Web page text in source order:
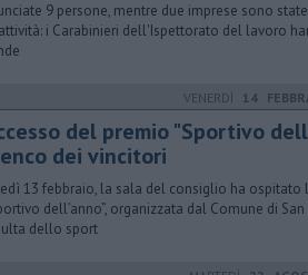
9 persone, mentre due imprese sono
i Carabinieri dell'Ispettorato del lavoro
VENERDÌ 14
del premio "Sportivo
dei vincitori
13 febbraio, la sala del consiglio ha ospitato
dell’anno”, organizzata dal Comune di
dello sport